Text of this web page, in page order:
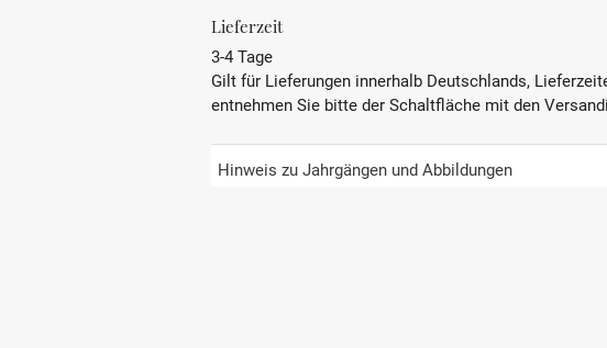
REBSORTE
Franc, Petit
Lieferzeit
3-4 Tage
Gilt für Lieferungen innerhalb Deutschlands,
entnehmen Sie bitte der Schaltfläche mit den
Hinweis zu Jahrgängen und Abbildungen